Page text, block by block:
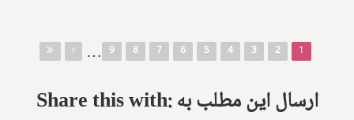
صفحه‌ها
1
2
3
4
5
6
7
8
9
…
Share this with: ارسال این مطلب به